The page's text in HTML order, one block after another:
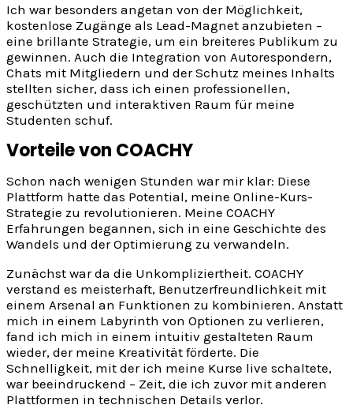
Ich war besonders angetan von der Möglichkeit,
kostenlose Zugänge als Lead-Magnet anzubieten –
eine brillante Strategie, um ein breiteres Publikum zu
gewinnen. Auch die Integration von Autorespondern,
Chats mit Mitgliedern und der Schutz meines Inhalts
stellten sicher, dass ich einen professionellen,
geschützten und interaktiven Raum für meine
Studenten schuf.
Vorteile von COACHY
Schon nach wenigen Stunden war mir klar: Diese
Plattform hatte das Potential, meine Online-Kurs-
Strategie zu revolutionieren. Meine COACHY
Erfahrungen begannen, sich in eine Geschichte des
Wandels und der Optimierung zu verwandeln.
Zunächst war da die Unkompliziertheit. COACHY
verstand es meisterhaft, Benutzerfreundlichkeit mit
einem Arsenal an Funktionen zu kombinieren. Anstatt
mich in einem Labyrinth von Optionen zu verlieren,
fand ich mich in einem intuitiv gestalteten Raum
wieder, der meine Kreativität förderte. Die
Schnelligkeit, mit der ich meine Kurse live schaltete,
war beeindruckend – Zeit, die ich zuvor mit anderen
Plattformen in technischen Details verlor.